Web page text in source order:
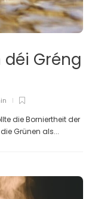
déi Gréng
die Borniertheit der
Grünen als...